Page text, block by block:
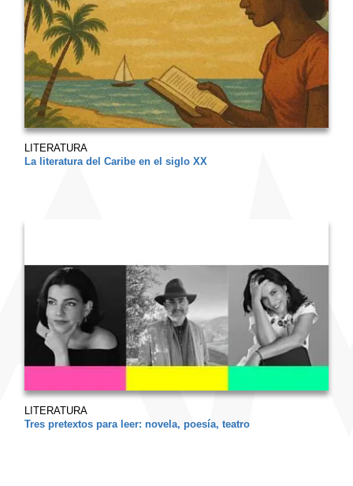
LITERATURA
La literatura del Caribe en el siglo XX
LITERATURA
Tres pretextos para leer: novela, poesía, teatro